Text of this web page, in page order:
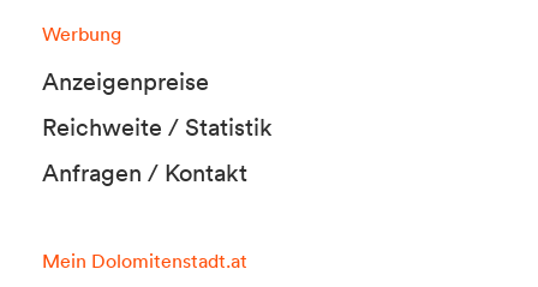
Werbung
Anzeigenpreise
Reichweite / Statistik
Anfragen / Kontakt
Mein Dolomitenstadt.at